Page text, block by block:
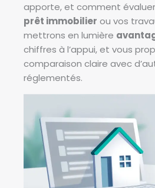
apporte, et comment
prêt immobilier ou vos
mettrons en lumière
chiffres à l’appui, et vous
comparaison claire avec
réglementés.